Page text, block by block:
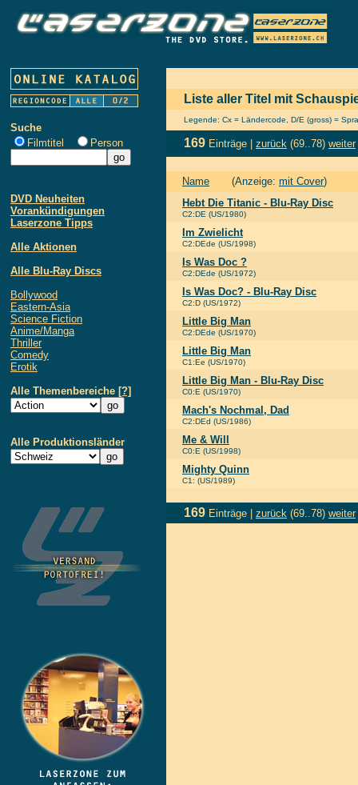
Suche
Filmtitel
Person
DVD Neuheiten
Vorankündigungen
Laserzone Tipps
Alle Aktionen
Alle Blu-Ray Discs
Bollywood
Eastern-Asia
Science Fiction
Anime/Manga
Thriller
Comedy
Erotik
Alle Themenbereiche [?]
Alle Produktionsländer
Liste aller Titel mit
Legende: Cx = Ländercode, D/E (gross) =
169 Einträge | zurück (69..78) weiter
Name (Anzeige: mit Cover)
Hebt Die Titanic - Blu-Ray Disc
C2:DE (US/1980)
Im Zwielicht
C2:DEde (US/1998)
Is Was Doc ?
C2:DEde (US/1972)
Is Was Doc? - Blu-Ray Disc
C2:D (US/1972)
Little Big Man
C2:DEde (US/1970)
Little Big Man
C1:Ee (US/1970)
Little Big Man - Blu-Ray Disc
C0:E (US/1970)
Mach's Nochmal, Dad
C2:DEd (US/1986)
Me & Will
C0:E (US/1998)
Mighty Quinn
C1: (US/1989)
169 Einträge | zurück (69..78) weiter